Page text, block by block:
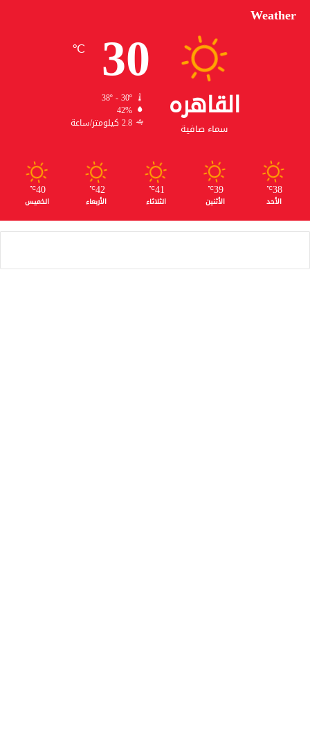
Weather
القاهره
سماء صافية
30
℃
38º - 30º
42%
2.8 كيلومتر/ساعة
38
℃
الأحد
39
℃
الأثنين
41
℃
الثلاثاء
42
℃
الأربعاء
40
℃
الخميس